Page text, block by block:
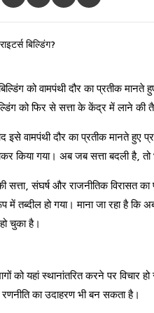
को वामपंथी दौर का प्रतीक
को फिर से सत्ता के केंद्र में लाने की
वामपंथी दौर का प्रतीक मानते हुए
किया गया। अब जब सत्ता बदली है,
सत्ता, संघर्ष और राजनीतिक
हो गया। माना जा रहा है कि
चुका है।
यहां स्थानांतरित करने पर विचार
का उदाहरण भी बन सकता है।